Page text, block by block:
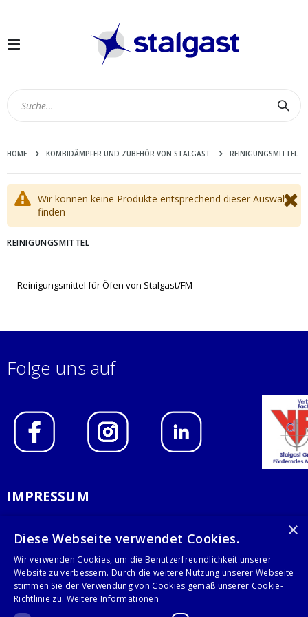
Navigation
HOME KOMBIDÄMPFER UND ZUBEHÖR VON STALGAST REINIGUNGSMITTEL
Wir können keine Produkte entsprechend dieser Auswahl
finden
REINIGUNGSMITTEL
Reinigungsmittel für Öfen von Stalgast/FM
Folge uns auf
IMPRESSUM
AGB
KONTAKT
×
Diese Webseite verwendet Cookies.
Wir verwenden Cookies, um die Benutzerfreundlichkeit unserer
Website zu verbessern. Durch die weitere Nutzung unserer Webseite
stimmen Sie der Verwendung von Cookies gemäß unserer Cookie-
Richtlinie zu. Weitere Informationen